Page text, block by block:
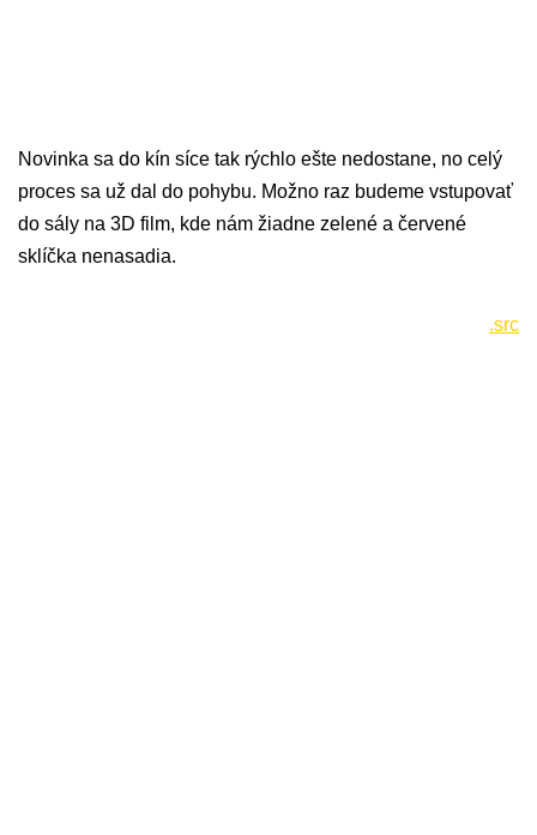
Novinka sa do kín síce tak rýchlo ešte nedostane, no celý
proces sa už dal do pohybu. Možno raz budeme vstupovať
do sály na 3D film, kde nám žiadne zelené a červené
sklíčka nenasadia.
.src